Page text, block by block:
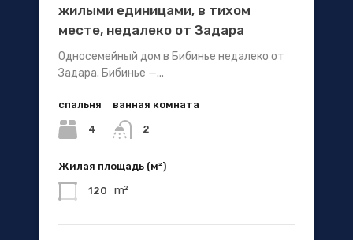
жилыми единицами, в тихом
месте, недалеко от Задара
Односемейный дом в Бибинье недалеко от
Задара. Бибинье —...
спальня
4
ванная комната
2
Жилая площадь (м²)
120 m²